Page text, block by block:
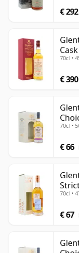
€ 292
70cl •
€ 390
jaar
70cl •
€ 66
oud
70cl •
€ 67